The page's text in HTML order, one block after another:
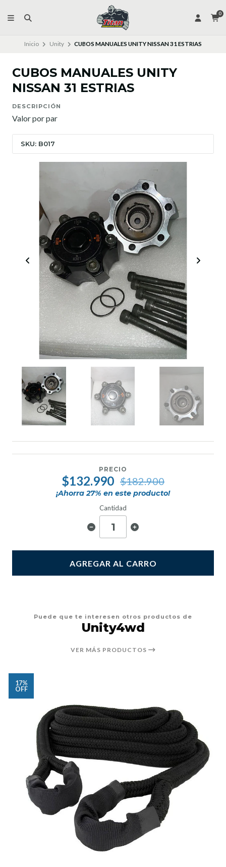
0
Inicio Unity CUBOS MANUALES UNITY NISSAN 31 ESTRIAS
CUBOS MANUALES UNITY
NISSAN 31 ESTRIAS
DESCRIPCIÓN
Valor por par
SKU: B017
PRECIO
$132.990 $182.900
¡Ahorra27% en este producto!
Cantidad
AGREGAR AL CARRO
Puede que te interesen otros productos de
Unity4wd
VER MÁS PRODUCTOS
17%
OFF